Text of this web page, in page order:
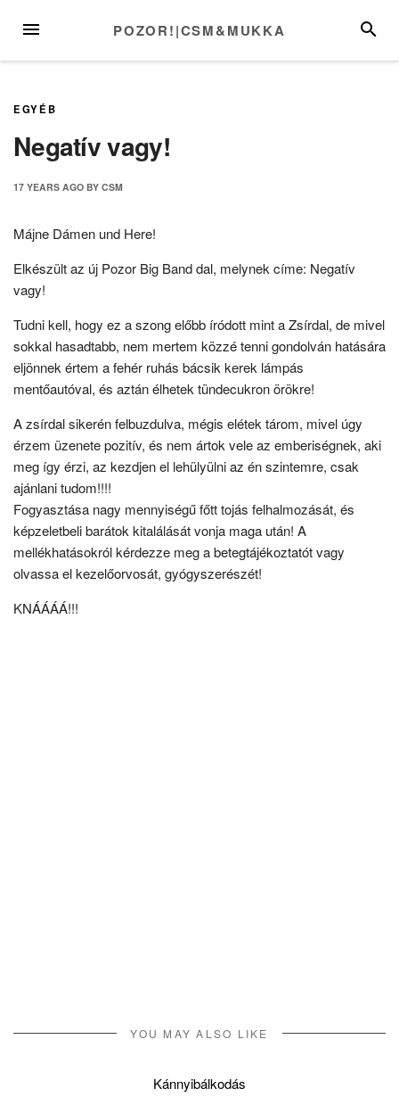
MENU POZOR!|CSM&MUKKA
EGYÉB
Negatív vagy!
17 YEARS AGO BY CSM
Májne Dámen und Here!
Elkészült az új Pozor Big Band dal, melynek címe: Negatív
vagy!
Tudni kell, hogy ez a szong előbb íródott mint a Zsírdal, de mivel
sokkal hasadtabb, nem mertem közzé tenni gondolván hatására
eljönnek értem a fehér ruhás bácsik kerek lámpás
mentőautóval, és aztán élhetek tündecukron örökre!
A zsírdal sikerén felbuzdulva, mégis elétek tárom, mivel úgy
érzem üzenete pozitív, és nem ártok vele az emberiségnek, aki
meg így érzi, az kezdjen el lehülyülni az én szintemre, csak
ajánlani tudom!!!!
Fogyasztása nagy mennyiségű főtt tojás felhalmozását, és
képzeletbeli barátok kitalálását vonja maga után! A
mellékhatásokról kérdezze meg a betegtájékoztatót vagy
olvassa el kezelőorvosát, gyógyszerészét!
KNÁÁÁÁ!!!
YOU MAY ALSO LIKE
Kánnyibálkodás